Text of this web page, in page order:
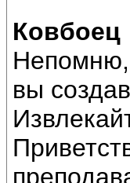
Ковбоец
Непомню,
вы